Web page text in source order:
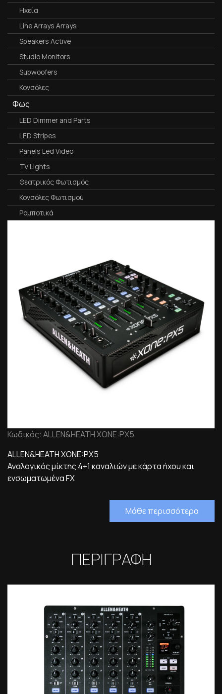
Ηχεία
Line Arrays Arrays
Speakers Active
Studio Monitors
Subwoofers
Κονσόλες
Φως
LED Dimmer and Parts
LED Stripes
Panels Led Video
TV Lights
Θεατρικός Φωτισμός
Κονσόλες Φωτισμού
Ρομποτικά
Κωδικός: ALLEN&HEATH XONE:PX5
ALLEN&HEATH XONE:PX5
Αναλογικός μίκτης 4+1 καναλιών με κάρτα ήχου και
ενσωματωμένα FX
Μάθε περισσότερα
ΠΕΡΙΓΡΑΦΗ